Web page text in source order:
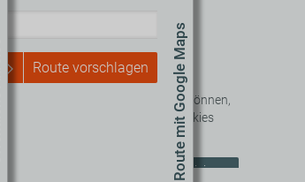
Route mit Google Maps
Route vorschlagen
Um diesen Inhalt sehen zu können,
müssen Sie unseren Cookies
Cookie-Einstellungen aktualisieren